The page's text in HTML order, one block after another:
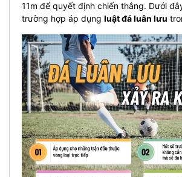
11m để quyết định chiến thắng. Dưới
trường hợp áp dụng luật đá luân lưu